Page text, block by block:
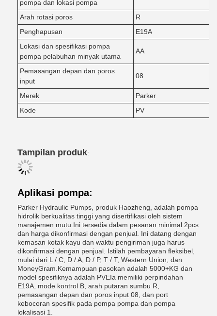
pompa dan lokasi pompa
Arah rotasi poros
R
Penghapusan
E19A
Lokasi dan spesifikasi pompa
pompa pelabuhan minyak utama
AA
Pemasangan depan dan poros
input
08
Merek
Parker
Kode
PV
Tampilan produk:
Aplikasi pompa:
Parker Hydraulic Pumps, produk Haozheng, adalah pompa
hidrolik berkualitas tinggi yang disertifikasi oleh sistem
manajemen mutu.Ini tersedia dalam pesanan minimal 2pcs
dan harga dikonfirmasi dengan penjual. Ini datang dengan
kemasan kotak kayu dan waktu pengiriman juga harus
dikonfirmasi dengan penjual. Istilah pembayaran fleksibel,
mulai dari L / C, D / A, D / P, T / T, Western Union, dan
MoneyGram.Kemampuan pasokan adalah 5000+KG dan
model spesifiknya adalah PVEIa memiliki perpindahan
E19A, mode kontrol B, arah putaran sumbu R,
pemasangan depan dan poros input 08, dan port
kebocoran spesifik pada pompa pompa dan pompa
lokalisasi 1.